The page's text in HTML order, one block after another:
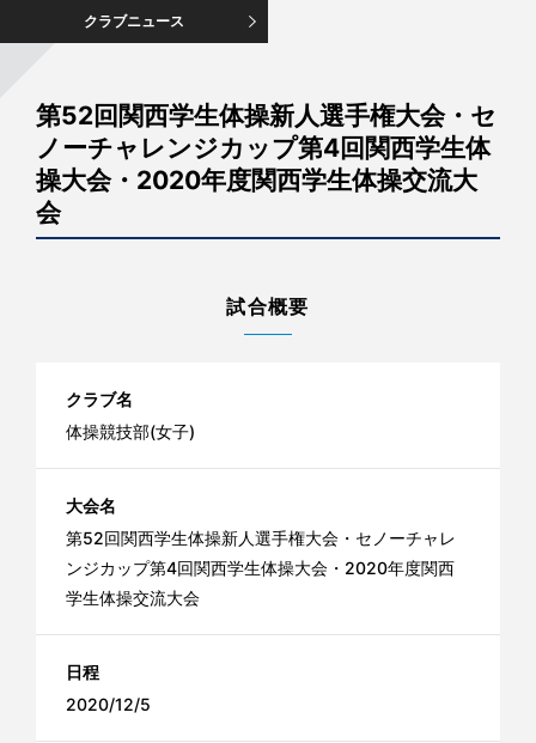
クラブニュース
第52回関西学生体操新人選手権大会・セ
ノーチャレンジカップ第4回関西学生体
操大会・2020年度関西学生体操交流大
会
試合概要
クラブ名
体操競技部(女子)
大会名
第52回関西学生体操新人選手権大会・セノーチャレ
ンジカップ第4回関西学生体操大会・2020年度関西
学生体操交流大会
日程
2020/12/5